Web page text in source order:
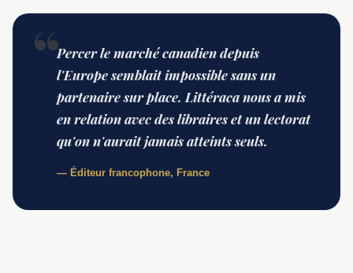
Percer le marché canadien depuis
l'Europe semblait impossible sans un
partenaire sur place. Littéraca nous a mis
en relation avec des libraires et un lectorat
qu'on n'aurait jamais atteints seuls.
— Éditeur francophone, France